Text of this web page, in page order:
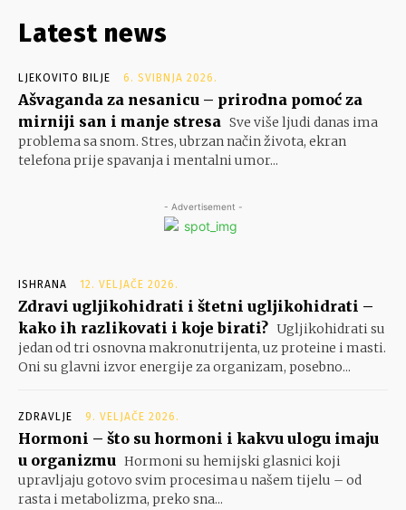
Latest news
LJEKOVITO BILJE 6. SVIBNJA 2026.
Ašvaganda za nesanicu – prirodna pomoć za
mirniji san i manje stresa Sve više ljudi danas ima
problema sa snom. Stres, ubrzan način života, ekran
telefona prije spavanja i mentalni umor...
- Advertisement -
ISHRANA 12. VELJAČE 2026.
Zdravi ugljikohidrati i štetni ugljikohidrati –
kako ih razlikovati i koje birati? Ugljikohidrati su
jedan od tri osnovna makronutrijenta, uz proteine i masti.
Oni su glavni izvor energije za organizam, posebno...
ZDRAVLJE 9. VELJAČE 2026.
Hormoni – što su hormoni i kakvu ulogu imaju
u organizmu Hormoni su hemijski glasnici koji
upravljaju gotovo svim procesima u našem tijelu – od
rasta i metabolizma, preko sna...